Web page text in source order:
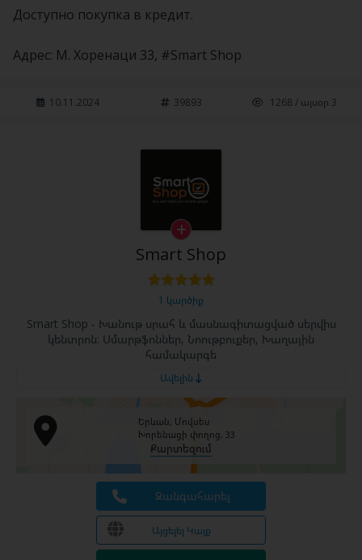
Доступно покупка в кредит.
Адрес: М. Хоренаци 33, #Smart Shop
10.11.2024 39893 1268 / այսօր 3
Smart Shop
1 կարծիք
Smart Shop - Խանութ սրահ և մասնագիտացված սերվիս
կենտրոն: Սմարթֆոններ, Նոութբուքեր, Խաղային
համակարգե
Ավելին
Երևան, Մովսես
Խորենացի փողոց, 33
Քարտեզում
Զանգահարել
Այցելել Կայք